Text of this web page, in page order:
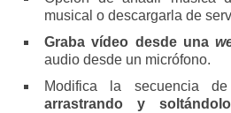
musical o descargarla de
Graba vídeo desde una
audio desde un micrófono.
Modifica la secuencia
arrastrando y